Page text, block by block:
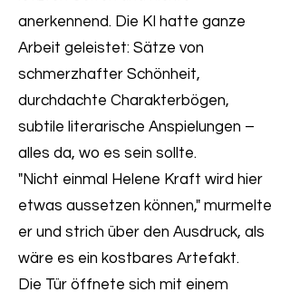
anerkennend. Die KI hatte ganze
Arbeit geleistet: Sätze von
schmerzhafter Schönheit,
durchdachte Charakterbögen,
subtile literarische Anspielungen –
alles da, wo es sein sollte.
"Nicht einmal Helene Kraft wird hier
etwas aussetzen können," murmelte
er und strich über den Ausdruck, als
wäre es ein kostbares Artefakt.
Die Tür öffnete sich mit einem